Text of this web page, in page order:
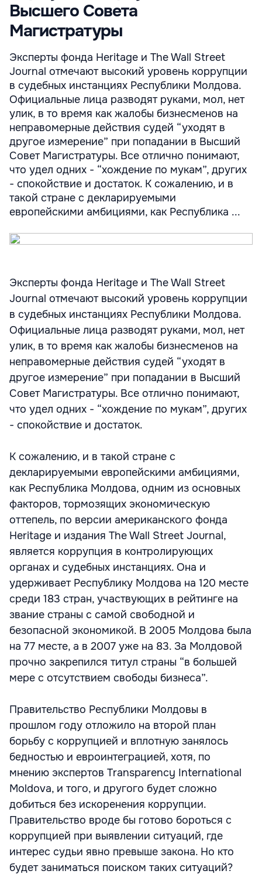
Высшего Совета
Магистратуры
Эксперты фонда Heritage и The Wall Street
Journal отмечают высокий уровень коррупции
в судебных инстанциях Республики Молдова.
Официальные лица разводят руками, мол, нет
улик, в то время как жалобы бизнесменов на
неправомерные действия судей “уходят в
другое измерение” при попадании в Высший
Совет Магистратуры. Все отлично понимают,
что удел одних - “хождение по мукам”, других
- спокойствие и достаток. К сожалению, и в
такой странe с декларируемыми
европейскими амбициями, как Республика ...
Эксперты фонда Heritage и The Wall Street
Journal отмечают высокий уровень коррупции
в судебных инстанциях Республики Молдова.
Официальные лица разводят руками, мол, нет
улик, в то время как жалобы бизнесменов на
неправомерные действия судей “уходят в
другое измерение” при попадании в Высший
Совет Магистратуры. Все отлично понимают,
что удел одних - “хождение по мукам”, других
- спокойствие и достаток.
К сожалению, и в такой странe с
декларируемыми европейскими амбициями,
как Республика Молдова, одним из основных
факторов, тормозящих экономическую
оттепель, по версии американского фонда
Heritage и издания The Wall Street Journal,
является коррупция в контролирующих
органах и судебных инстанциях. Она и
удерживает Республику Молдова на 120 месте
среди 183 стран, участвующих в рейтинге на
звание страны с самой свободной и
безопасной экономикой. В 2005 Молдова была
на 77 месте, а в 2007 уже на 83. За Молдовой
прочно закрепился титул страны “в большей
мере с отсутствием свободы бизнеса”.
Правительство Республики Молдовы в
прошлом году отложило на второй план
борьбу с коррупцией и вплотную занялось
бедностью и евроинтеграцией, хотя, по
мнению экспертов Transparency International
Moldova, и того, и другого будет сложно
добиться без искоренения коррупции.
Правительство вроде бы готово бороться с
коррупцией при выявлении ситуаций, где
интерес судьи явно превыше закона. Но кто
будет заниматься поиском таких ситуаций?